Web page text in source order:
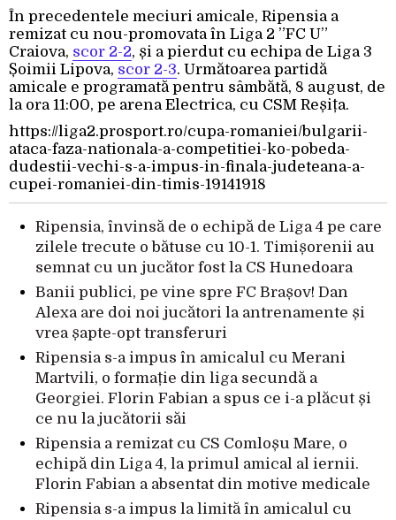
În precedentele meciuri amicale, Ripensia a
remizat cu nou-promovata în Liga 2 ”FC U”
Craiova, scor 2-2, și a pierdut cu echipa de Liga 3
Șoimii Lipova, scor 2-3. Următoarea partidă
amicale e programată pentru sâmbătă, 8 august, de
la ora 11:00, pe arena Electrica, cu CSM Reșița.
https://liga2.prosport.ro/cupa-romaniei/bulgarii-
ataca-faza-nationala-a-competitiei-ko-pobeda-
dudestii-vechi-s-a-impus-in-finala-judeteana-a-
cupei-romaniei-din-timis-19141918
Ripensia, învinsă de o echipă de Liga 4 pe care
zilele trecute o bătuse cu 10-1. Timișorenii au
semnat cu un jucător fost la CS Hunedoara
Banii publici, pe vine spre FC Brașov! Dan
Alexa are doi noi jucători la antrenamente și
vrea șapte-opt transferuri
Ripensia s-a impus în amicalul cu Merani
Martvili, o formație din liga secundă a
Georgiei. Florin Fabian a spus ce i-a plăcut și
ce nu la jucătorii săi
Ripensia a remizat cu CS Comloșu Mare, o
echipă din Liga 4, la primul amical al iernii.
Florin Fabian a absentat din motive medicale
Ripensia s-a impus la limită în amicalul cu